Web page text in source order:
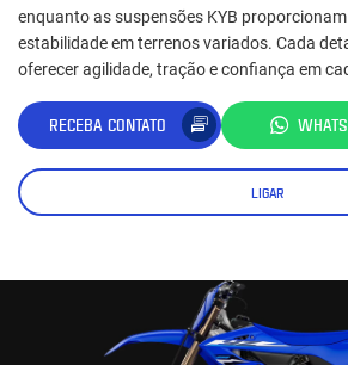
enquanto as suspensões KYB
estabilidade em terrenos variados. Cada
oferecer agilidade, tração e confiança em
RECEBA CONTATO
LIGAR